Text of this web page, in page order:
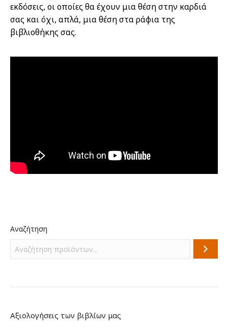
εκδόσεις, οι οποίες θα έχουν μια θέση στην καρδιά
σας και όχι, απλά, μια θέση στα ράφια της
βιβλιοθήκης σας.
Αναζήτηση
Αξιολογήσεις των βιβλίων μας